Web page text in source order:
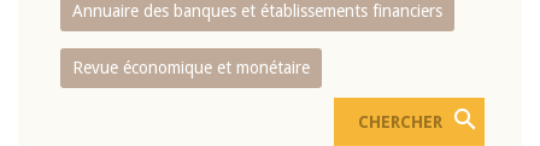
Annuaire des banques et établissements financiers
Revue économique et monétaire